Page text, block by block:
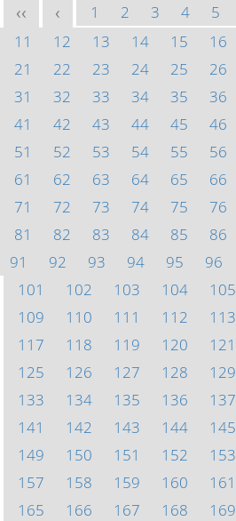
<< < 1 2 3 4 5
11
12 13 14 15 16
21
22 23 24 25 26
31
32 33 34 35 36
41
42 43 44 45 46
51
52 53 54 55 56
61
62 63 64 65 66
71
72 73 74 75 76
81
82 83 84 85 86
91
92 93 94 95 96
101
102 103 104 105
109
110 111 112 113
117
118 119 120 121
125
126 127 128 129
133
134 135 136 137
141
142 143 144 145
149
150 151 152 153
157
158 159 160 161
165
166 167 168 169